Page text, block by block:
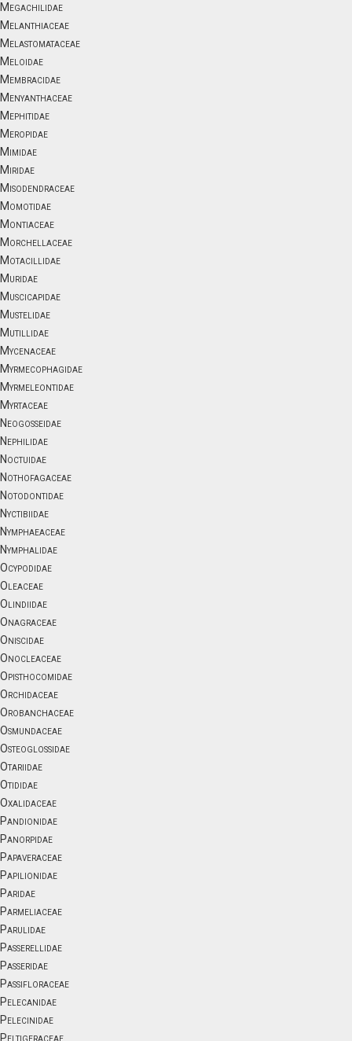
Megachilidae
Melanthiaceae
Melastomataceae
Meloidae
Membracidae
Menyanthaceae
Mephitidae
Meropidae
Mimidae
Miridae
Misodendraceae
Momotidae
Montiaceae
Morchellaceae
Motacillidae
Muridae
Muscicapidae
Mustelidae
Mutillidae
Mycenaceae
Myrmecophagidae
Myrmeleontidae
Myrtaceae
Neogosseidae
Nephilidae
Noctuidae
Nothofagaceae
Notodontidae
Nyctibiidae
Nymphaeaceae
Nymphalidae
Ocypodidae
Oleaceae
Olindiidae
Onagraceae
Oniscidae
Onocleaceae
Opisthocomidae
Orchidaceae
Orobanchaceae
Osmundaceae
Osteoglossidae
Otariidae
Otididae
Oxalidaceae
Pandionidae
Panorpidae
Papaveraceae
Papilionidae
Paridae
Parmeliaceae
Parulidae
Passerellidae
Passeridae
Passifloraceae
Pelecanidae
Pelecinidae
Peltigeraceae